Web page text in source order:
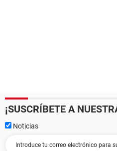
¡SUSCRÍBETE A
Noticias